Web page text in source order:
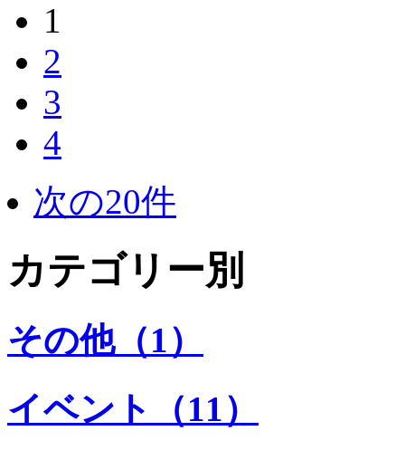
1
2
3
4
次の20件
カテゴリー別
その他（1）
イベント（11）